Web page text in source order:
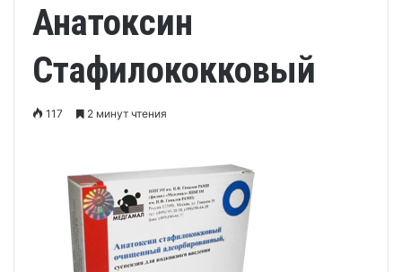
Анатоксин
Стафилококковый
117 2 минут чтения